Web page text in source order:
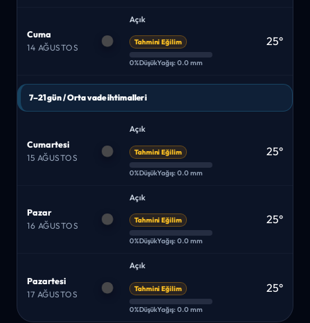
Cuma
14 AĞUSTOS
Açık
Tahmini Eğilim
0%DüşükYağış: 0.0 mm
25°
7–21 gün / Orta vade ihtimalleri
Cumartesi
15 AĞUSTOS
Açık
Tahmini Eğilim
0%DüşükYağış: 0.0 mm
25°
Pazar
16 AĞUSTOS
Açık
Tahmini Eğilim
0%DüşükYağış: 0.0 mm
25°
Pazartesi
17 AĞUSTOS
Açık
Tahmini Eğilim
0%DüşükYağış: 0.0 mm
25°